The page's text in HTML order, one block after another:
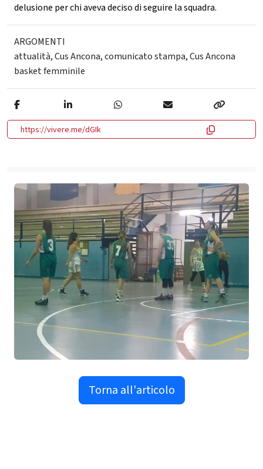
delusione per chi aveva deciso di seguire la squadra.
ARGOMENTI
attualità,Cus Ancona,comunicato stampa,Cus Ancona
basket femminile
https://vivere.me/dGIk
Torna all'articolo